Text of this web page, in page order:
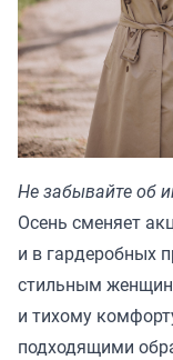
Не забывайте об
Осень сменяет
и в гардеробных
стильным
и тихому
подходящими